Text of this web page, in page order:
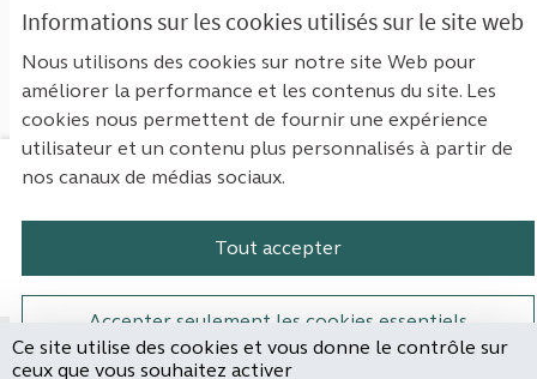
Informations sur les cookies utilisés sur le site web
Nous utilisons des cookies sur notre site Web pour
améliorer la performance et les contenus du site. Les
cookies nous permettent de fournir une expérience
utilisateur et un contenu plus personnalisés à partir de
nos canaux de médias sociaux.
Tout accepter
Accepter seulement les cookies essentiels
« Première ‹ Précédent
Suivant ›
Dernière »
Voir toutes les propositions retirées
Mentions légales
Paramètres des cookies
Plateforme de participation de la
Plateforme de participation de la
Plateforme de participation
Plateforme de
Site réalisé par
Ce site utilise des cookies et vous donne le contrôle sur
ceux que vous souhaitez activer